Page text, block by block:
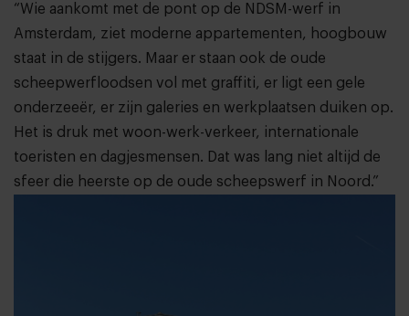
“Wie aankomt met de pont op de NDSM-werf in
Amsterdam, ziet moderne appartementen, hoogbouw
staat in de stijgers. Maar er staan ook de oude
scheepwerfloodsen vol met graffiti, er ligt een gele
onderzeeër, er zijn galeries en werkplaatsen duiken op.
Het is druk met woon-werk-verkeer, internationale
toeristen en dagjesmensen. Dat was lang niet altijd de
sfeer die heerste op de oude scheepswerf in Noord.”